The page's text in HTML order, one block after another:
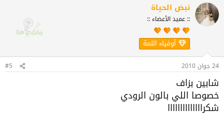
نبض الحياة
:: عميد الأعضاء ::
أوفياء اللمة
24 جوان 2010 #5
شابين بزاف
خصوصا اللي بالون الرودي
شكراااااااااااااا